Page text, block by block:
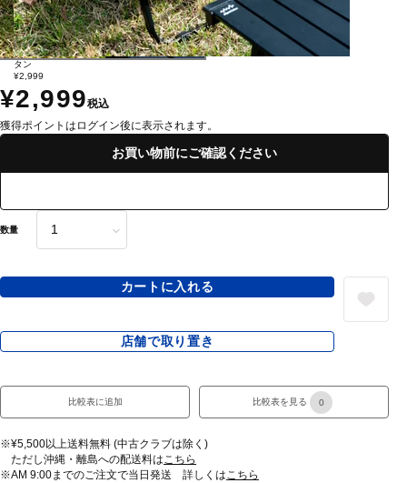
タン
¥2,999
¥2,999税込
獲得ポイントはログイン後に表示されます。
お買い物前にご確認ください
数量
カートに入れる
店舗で取り置き
比較表に追加 比較表を見る 0
※¥5,500以上送料無料 (中古クラブは除く)
ただし沖縄・離島への配送料はこちら
※AM 9:00までのご注文で当日発送 詳しくはこちら